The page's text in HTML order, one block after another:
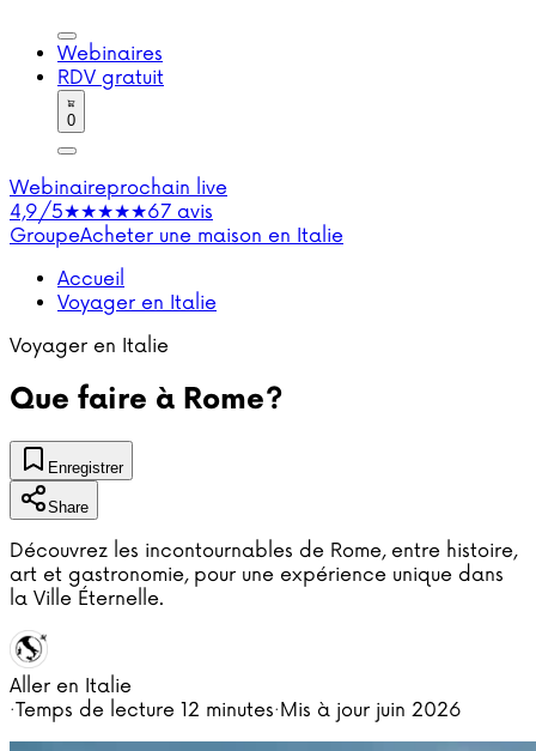
Webinaires
RDV gratuit
0
Webinaireprochain live
4,9/5★★★★★67 avis
GroupeAcheter une maison en Italie
Accueil
Voyager en Italie
Voyager en Italie
Que faire à Rome?
Enregistrer
Share
Découvrez les incontournables de Rome, entre histoire,
art et gastronomie, pour une expérience unique dans
la Ville Éternelle.
Aller en Italie
·Temps de lecture 12 minutes·Mis à jour juin 2026